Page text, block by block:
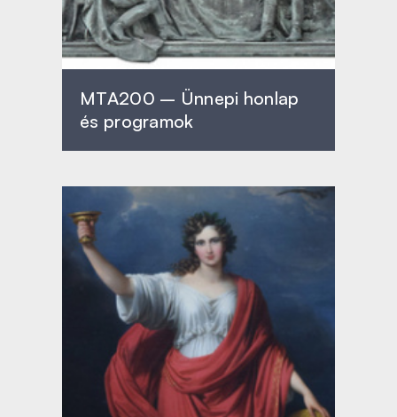
MTA200 – Ünnepi honlap
és programok